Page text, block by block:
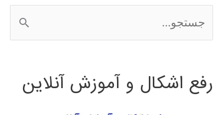
س
ج
رفع اشکال و آموزش آنلاین